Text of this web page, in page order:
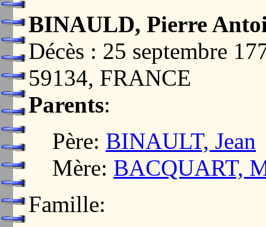
BINAULD, Pierre
Décès : 25 septembre
59134, FRANCE
Parents:
Père: BINAULT, Jean
Mère: BACQUART,
Famille: